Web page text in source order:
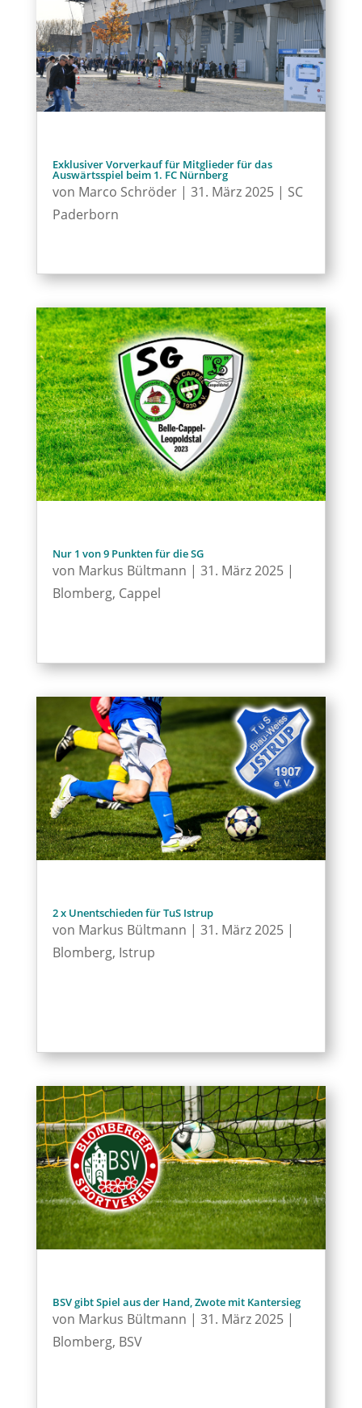
Exklusiver Vorverkauf für Mitglieder für das
Auswärtsspiel beim 1. FC Nürnberg
von Marco Schröder| 31. März 2025| SC
Paderborn
Nur 1 von 9 Punkten für die SG
von Markus Bültmann | 31. März 2025|
Blomberg, Cappel
2 x Unentschieden für TuS Istrup
von Markus Bültmann | 31. März 2025|
Blomberg, Istrup
BSV gibt Spiel aus der Hand, Zwote mit Kantersieg
von Markus Bültmann | 31. März 2025|
Blomberg, BSV